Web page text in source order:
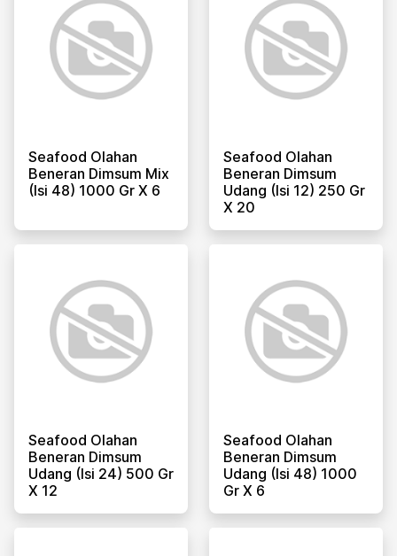
Seafood Olahan
Beneran Dimsum Mix
(isi 48) 1000 Gr X 6
Seafood Olahan
Beneran Dimsum
Udang (isi 12) 250 Gr
X 20
Seafood Olahan
Beneran Dimsum
Udang (isi 24) 500 Gr
X 12
Seafood Olahan
Beneran Dimsum
Udang (isi 48) 1000
Gr X 6